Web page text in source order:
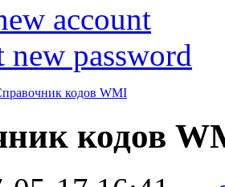
account
new password
кодов WMI
кодов